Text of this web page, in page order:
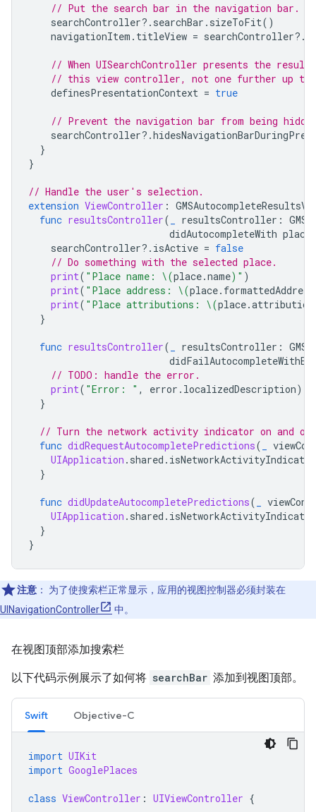
// Put the search bar in the navigation bar.
searchController?. searchBar . sizeToFit()
navigationItem . titleView = searchController?.
// When UISearchController presents the
// this view controller, not one further up
definesPresentationContext = true
// Prevent the navigation bar from being
searchController?.
}
}
// Handle the user's selection.
extension ViewController :
func resultsController( resultsController :
didAutocompleteWith place
searchController?. isActive = false
// Do something with the selected place.
print( "Place name: \(place.name) " )
print( "Place address: \(place. formattedAddress
print( "Place attributions: \(place.
}
func resultsController( resultsController :
// TODO: handle the error.
print( "Error: " , error . localizedDescription)
}
// Turn the network activity indicator on and
func didRequestAutocompletePredictions(
UIApplication . shared .
}
func didUpdateAutocompletePredictions(
UIApplication . shared .
}
}
注意 ：
为了使搜索栏正常显示，应用的视图控制器必须封装在
UINavigationController
中。
在视图顶部添加搜索栏
以下代码示例展示了如何将 searchBar 添加到视图顶部。
Swift Objective-C
import UIKit
import GooglePlaces
class ViewController : UIViewController {